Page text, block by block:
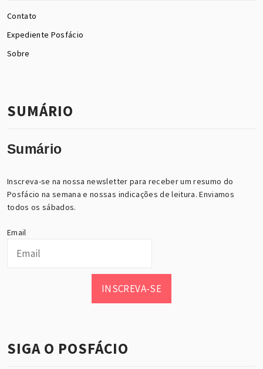
Contato
Expediente Posfácio
Sobre
SUMÁRIO
Sumário
Inscreva-se na nossa newsletter para receber um resumo do
Posfácio na semana e nossas indicações de leitura. Enviamos
todos os sábados.
Email
INSCREVA-SE
SIGA O POSFÁCIO